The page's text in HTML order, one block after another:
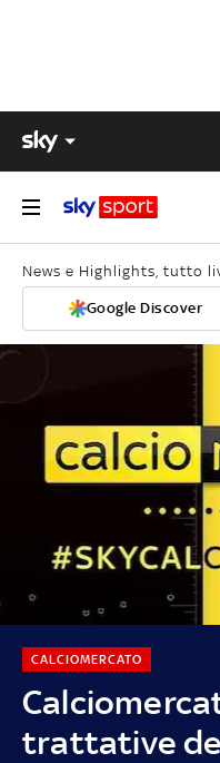
News e Highlights, tutto
Google Discover
trattative
CALCIOMERCATO